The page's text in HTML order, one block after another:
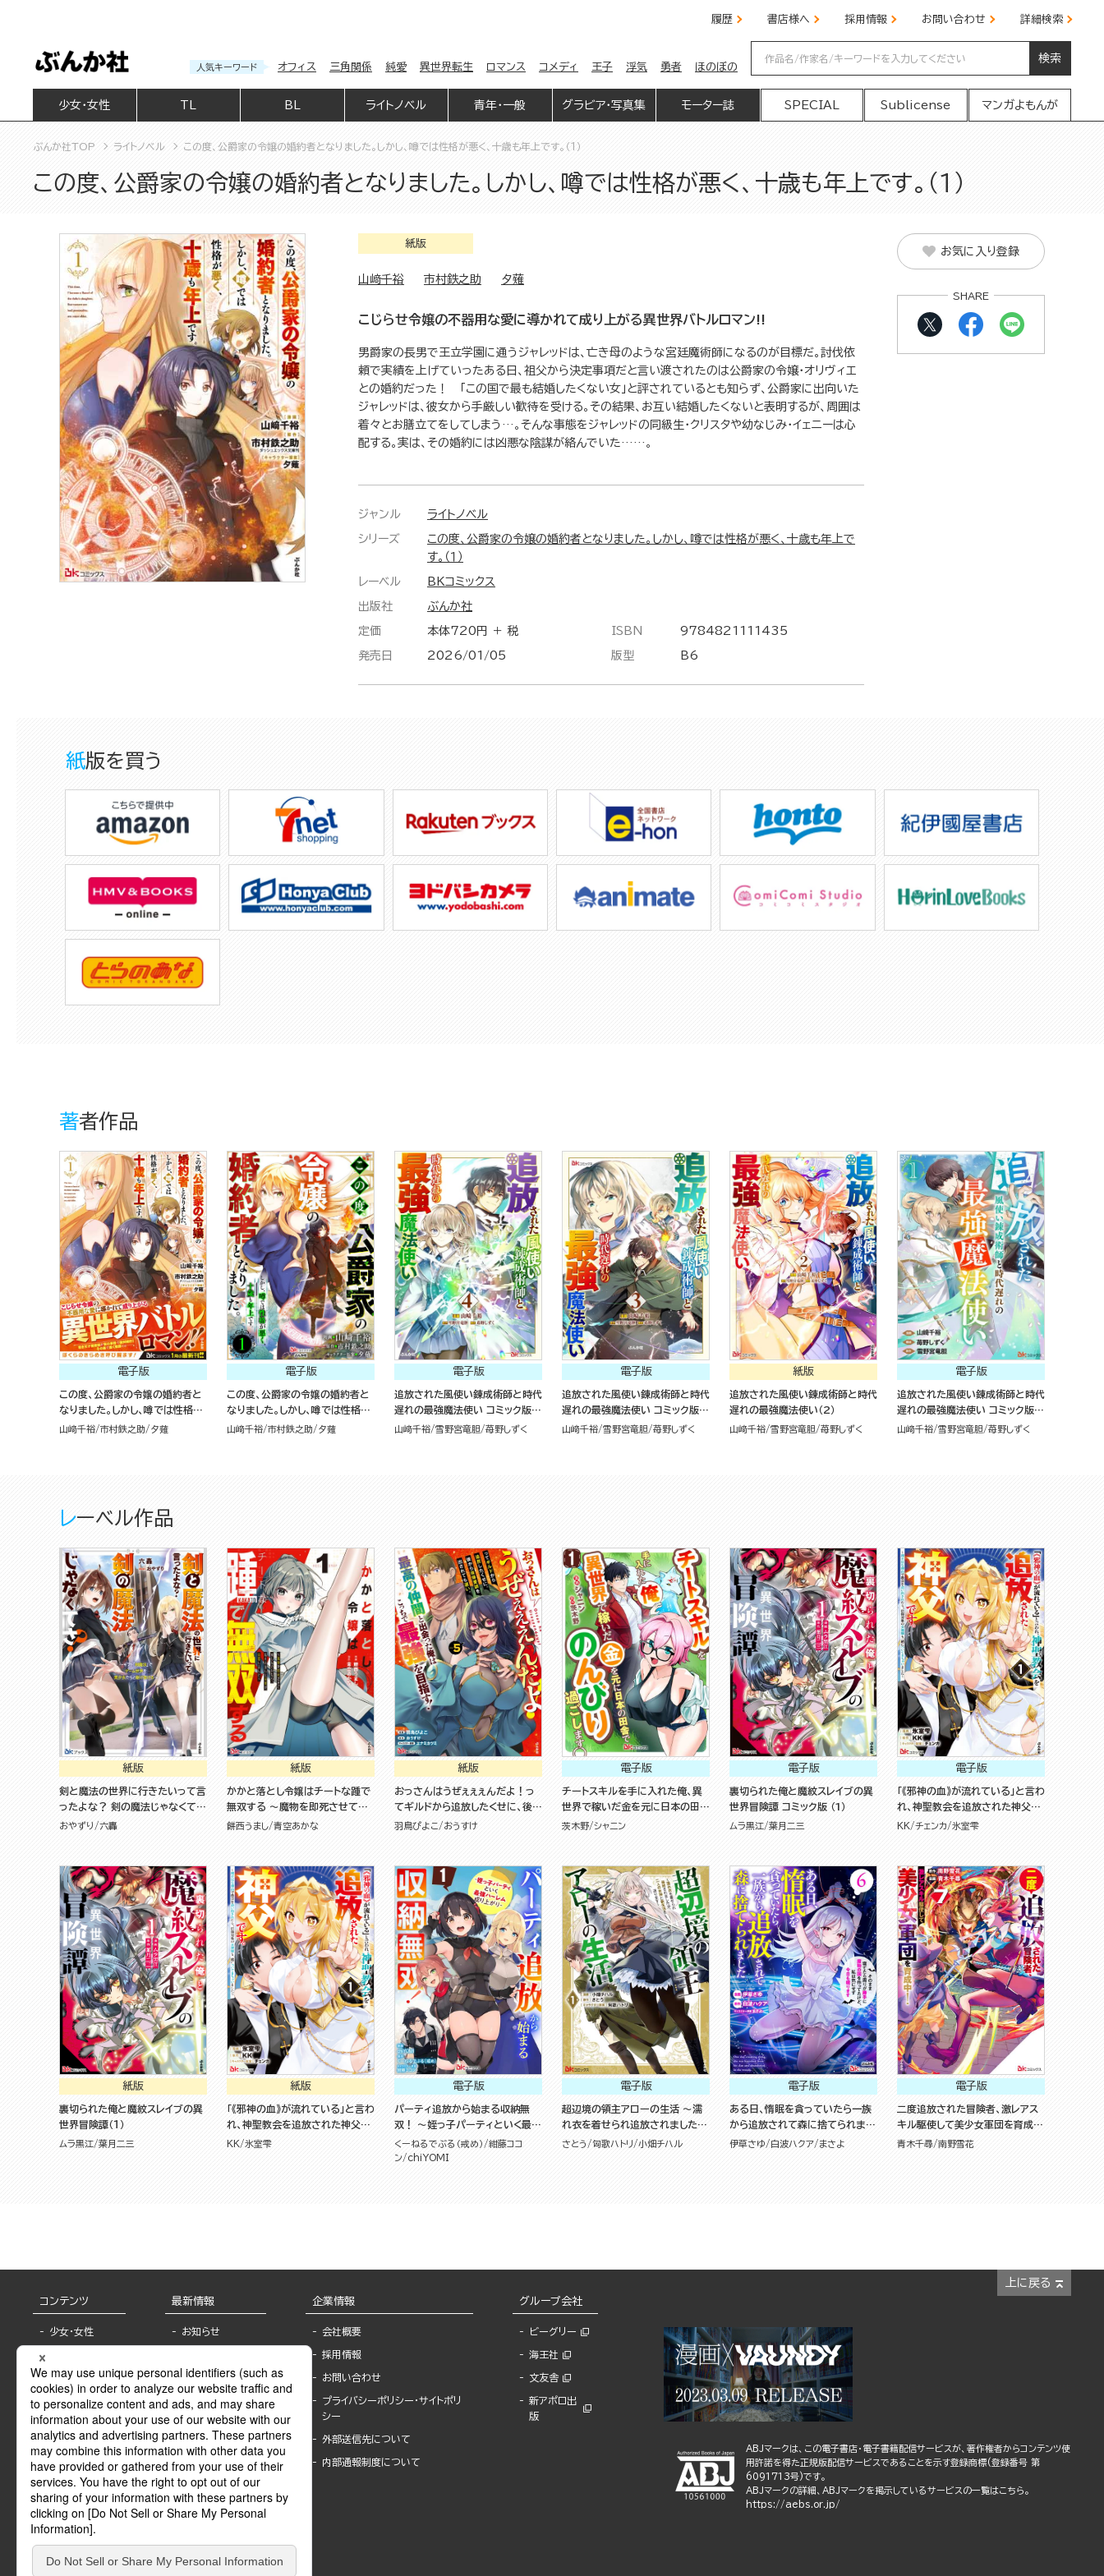
履歴 書店様へ 採用情報 お問い合わせ 詳細検索
人気キーワード オフィス 三角関係 純愛 異世界転生 ロマンス コメディ 王子 浮気 勇者 ほのぼの
検索
少女・女性 BL ライトノベル 青年・一般 グラビア・写真集 モーター誌 SPECIAL Sublicense マンガよもんが
ぶんか社TOP ライトノベル この度、公爵家の令嬢の婚約者となりました。しかし、噂では性格が悪く、十歳も年上です。（１）
この度、公爵家の令嬢の婚約者となりました。しかし、噂では性格が悪く、十歳も年上です。（１）
紙版
山﨑千裕 市村鉄之助 夕薙
こじらせ令嬢の不器用な愛に導かれて成り上がる異世界バトルロマン!!
男爵家の長男で王立学園に通うジャレッドは、亡き母のような宮廷魔術師になるのが目標だ。討伐依
頼で実績を上げていったある日、祖父から決定事項だと言い渡されたのは公爵家の令嬢・オリヴィエ
との婚約だった！ 「この国で最も結婚したくない女」と評されているとも知らず、公爵家に出向いた
ジャレッドは、彼女から手厳しい歓待を受ける。その結果、お互い結婚したくないと表明するが、周囲は
着々とお膳立てをしてしまう…。そんな事態をジャレッドの同級生・クリスタや幼なじみ・イェニーは心
配する。実は、その婚約には凶悪な陰謀が絡んでいた……。
ジャンル ライトノベル
シリーズ
この度、公爵家の令嬢の婚約者となりました。しかし、噂では性格が悪く、十歳も年上で
す。（１）
レーベル BKコミックス
出版社 ぶんか社
定価 本体720円 ＋ 税
発売日 2026/01/05
ISBN 9784821111435
版型 B6
お気に入り登録
SHARE
紙版を買う
著者作品
電子版
この度、公爵家の令嬢の婚約者と
なりました。しかし、噂では性格が
悪く、十歳も年上です。 コミック版
山﨑千裕 市村鉄之助 夕薙
電子版
この度、公爵家の令嬢の婚約者と
なりました。しかし、噂では性格が
悪く、十歳も年上です。 コミック版
山﨑千裕 市村鉄之助 夕薙
電子版
追放された風使い錬成術師と時代
遅れの最強魔法使い コミック版
（4）
山﨑千裕 雪野宮竜胆 苺野しずく
電子版
追放された風使い錬成術師と時代
遅れの最強魔法使い コミック版
（3）
山﨑千裕 雪野宮竜胆 苺野しずく
紙版
追放された風使い錬成術師と時代
遅れの最強魔法使い（2）
山﨑千裕 雪野宮竜胆 苺野しずく
電子版
追放された風使い錬成術師と時代
遅れの最強魔法使い コミック版
（分冊版）
山﨑千裕 雪野宮竜胆 苺野しずく
レーベル作品
紙版
剣と魔法の世界に行きたいって言
ったよな？ 剣の魔法じゃなくて
さ？ ～ギフト「剣魔法」でゲーム世
おやずり 六轟
紙版
かかと落とし令嬢はチートな踵で
無双する ～魔物を即死させて楽
しんでいたら、私を追放した実家
餅西うまし 青空あかな
紙版
おっさんはうぜぇぇぇんだよ！っ
てギルドから追放したくせに、後か
ら復帰要請を出されても遅い。最
羽鳥ぴよこ おうすけ
電子版
チートスキルを手に入れた俺、異
世界で稼いだ金を元に日本の田舎
でのんびり過ごします。 コミック
茨木野 シャニン
電子版
裏切られた俺と魔紋スレイブの異
世界冒険譚 コミック版 （1）
ムラ黒江 葉月二三
電子版
「《邪神の血》が流れている」と言わ
れ、神聖教会を追放された神父で
す。 ～理不尽な理由で教会を追い
ミック版 （1）
KK チェンカ 氷室雫
紙版
裏切られた俺と魔紋スレイブの異
世界冒険譚（１）
ムラ黒江 葉月二三
紙版
「《邪神の血》が流れている」と言わ
れ、神聖教会を追放された神父で
す。 ～理不尽な理由で教会を追い
KK 氷室雫
電子版
パーティ追放から始まる収納無
双！ ～姪っ子パーティといく最強
ハーレム成り上がり～ コミック版
（分冊版）
くーねるでぶる（戒め）
紺藤ココ
ン
chiYOMI
電子版
超辺境の領主アローの生活 ～濡
れ衣を着せられ追放されました
が、二人の女神と新生活を送りま
さとう 匈歌ハトリ 小畑チハル
電子版
ある日、惰眠を貪っていたら一族
から追放されて森に捨てられまし
た そのまま寝てたら周りが勝手
伊草さゆ 白波ハクア まさよ
電子版
二度追放された冒険者、激レアス
キル駆使して美少女軍団を育成
中！ コミック版 （7）
青木千尋 南野雪花
上に戻る
コンテンツ
少女・女性
BL
ライトノベル
青年・一般
グラビア・写真
モーター誌
SPECIAL
Sublicense
最新情報
お知らせ
報
書店様へ
海外ライセンシー
公式SNSアカウ
ント
作家一覧
Keyword list
Author list
企業情報
会社概要
採用情報
お問い合わせ
プライバシーポリシー・サイトポリ
シー
外部送信先について
内部通報制度について
グループ会社
ビーグリー
海王社
文友舎
新アポロ出
版
ABJマークは、この電子書店・電子書籍配信サービスが、著作権者からコンテンツ使
用許諾を得た正規版配信サービスであることを示す登録商標(登録番号 第
6091713号)です。
ABJマークの詳細、ABJマークを掲示しているサービスの一覧はこちら。
https://aebs.or.jp/